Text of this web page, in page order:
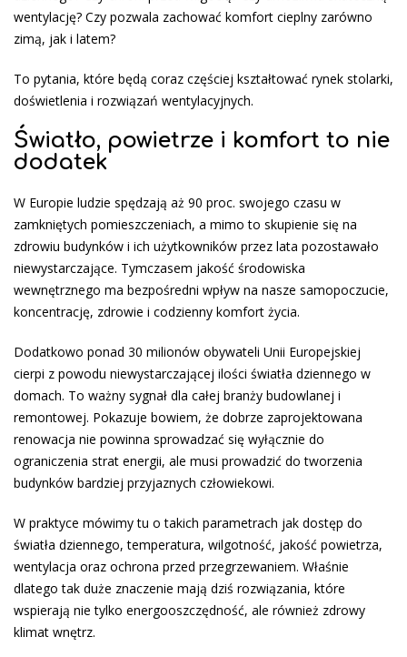
wentylację? Czy pozwala zachować komfort cieplny zarówno
zimą, jak i latem?
To pytania, które będą coraz częściej kształtować rynek stolarki,
doświetlenia i rozwiązań wentylacyjnych.
Światło, powietrze i komfort to nie
dodatek
W Europie ludzie spędzają aż 90 proc. swojego czasu w
zamkniętych pomieszczeniach, a mimo to skupienie się na
zdrowiu budynków i ich użytkowników przez lata pozostawało
niewystarczające. Tymczasem jakość środowiska
wewnętrznego ma bezpośredni wpływ na nasze samopoczucie,
koncentrację, zdrowie i codzienny komfort życia.
Dodatkowo ponad 30 milionów obywateli Unii Europejskiej
cierpi z powodu niewystarczającej ilości światła dziennego w
domach. To ważny sygnał dla całej branży budowlanej i
remontowej. Pokazuje bowiem, że dobrze zaprojektowana
renowacja nie powinna sprowadzać się wyłącznie do
ograniczenia strat energii, ale musi prowadzić do tworzenia
budynków bardziej przyjaznych człowiekowi.
W praktyce mówimy tu o takich parametrach jak dostęp do
światła dziennego, temperatura, wilgotność, jakość powietrza,
wentylacja oraz ochrona przed przegrzewaniem. Właśnie
dlatego tak duże znaczenie mają dziś rozwiązania, które
wspierają nie tylko energooszczędność, ale również zdrowy
klimat wnętrz.